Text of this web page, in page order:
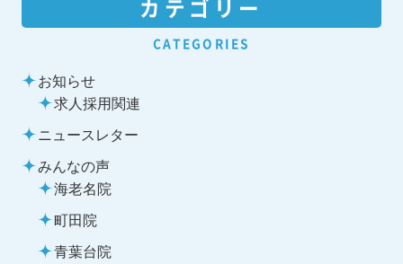
カテゴリー
CATEGORIES
お知らせ
求人採用関連
ニュースレター
みんなの声
海老名院
町田院
青葉台院